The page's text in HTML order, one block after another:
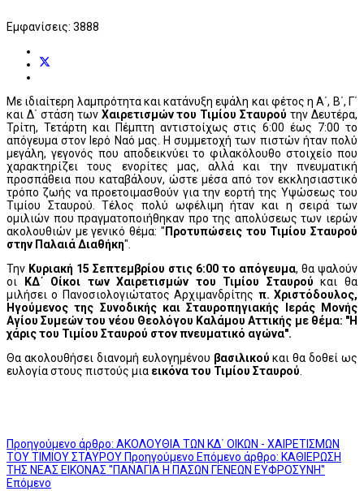
Εμφανίσεις: 3888
Με ιδιαίτερη λαμπρότητα και κατάνυξη εψάλη και φέτος η Α΄, Β΄, Γ΄
και Δ΄ στάση των Χαιρετισμών του Τιμίου Σταυρού την Δευτέρα,
Τρίτη, Τετάρτη και Πέμπτη αντιστοίχως στις 6:00 έως 7:00 το
απόγευμα στον Ιερό Ναό μας. Η συμμετοχή των πιστών ήταν πολύ
μεγάλη, γεγονός που αποδεικνύει το φιλακόλουθο στοιχείο που
χαρακτηρίζει τους ενορίτες μας, αλλά και την πνευματική
προσπάθεια που καταβάλουν, ώστε μέσα από τον εκκλησιαστικό
τρόπο ζωής να προετοιμασθούν για την εορτή της Υψώσεως του
Τιμίου Σταυρού. Τέλος πολύ ωφέλιμη ήταν και η σειρά των
ομιλιών που πραγματοποιήθηκαν προ της απολύσεως των ιερών
ακολουθιών με γενικό θέμα: " Προτυπώσεις του Τιμίου Σταυρού
στην Παλαιά Διαθήκη".
Την Κυριακή 15 Σεπτεμβρίου στις 6:00 το απόγευμα, θα ψαλούν
οι
ΚΔ΄ Οίκοι των Χαιρετισμών του Τιμίου Σταυρού και θα
μιλήσει ο Πανοσιολογιώτατος Αρχιμανδρίτης π. Χριστόδουλος,
Ηγούμενος της Συνοδικής και Σταυροπηγιακής Ιεράς Μονής
Αγίου Συμεών του νέου Θεολόγου Καλάμου Αττικής με θέμα: "Η
χάρις του Τιμίου Σταυρού στον πνευματικό αγώνα".
Θα ακολουθήσει διανομή ευλογημένου βασιλικού και θα δοθεί ως
ευλογία στους πιστούς μια εικόνα του Τιμίου Σταυρού.
Προηγούμενο άρθρο: ΑΚΟΛΟΥΘΙΑ ΤΩΝ ΚΔ΄ ΟΙΚΩΝ - ΧΑΙΡΕΤΙΣΜΩΝ
ΤΟΥ ΤΙΜΙΟΥ ΣΤΑΥΡΟΥ Προηγούμενο Επόμενο άρθρο: ΚΑΘΙΕΡΩΣΗ
ΤΗΣ ΝΕΑΣ ΕΙΚΟΝΑΣ "ΠΑΝΑΓΙΑ Η ΠΑΣΩΝ ΓΕΝΕΩΝ ΕΥΦΡΟΣΥΝΗ"
Επόμενο